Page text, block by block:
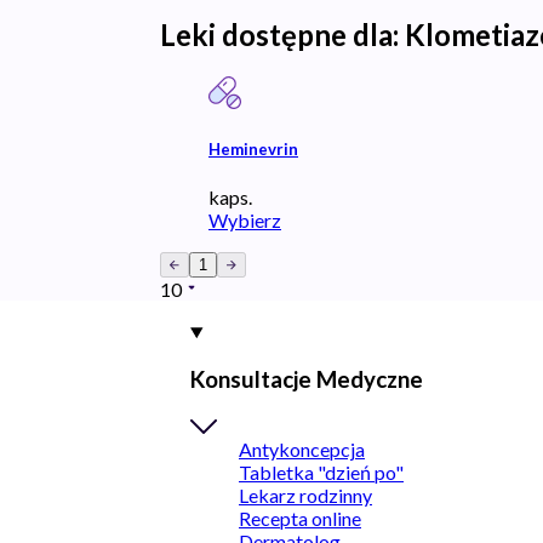
Leki dostępne dla:
Heminevrin
kaps.
Wybierz
1
10
Konsultacje Medyczne
Antykoncepcja
Tabletka "dzień po"
Lekarz rodzinny
Recepta online